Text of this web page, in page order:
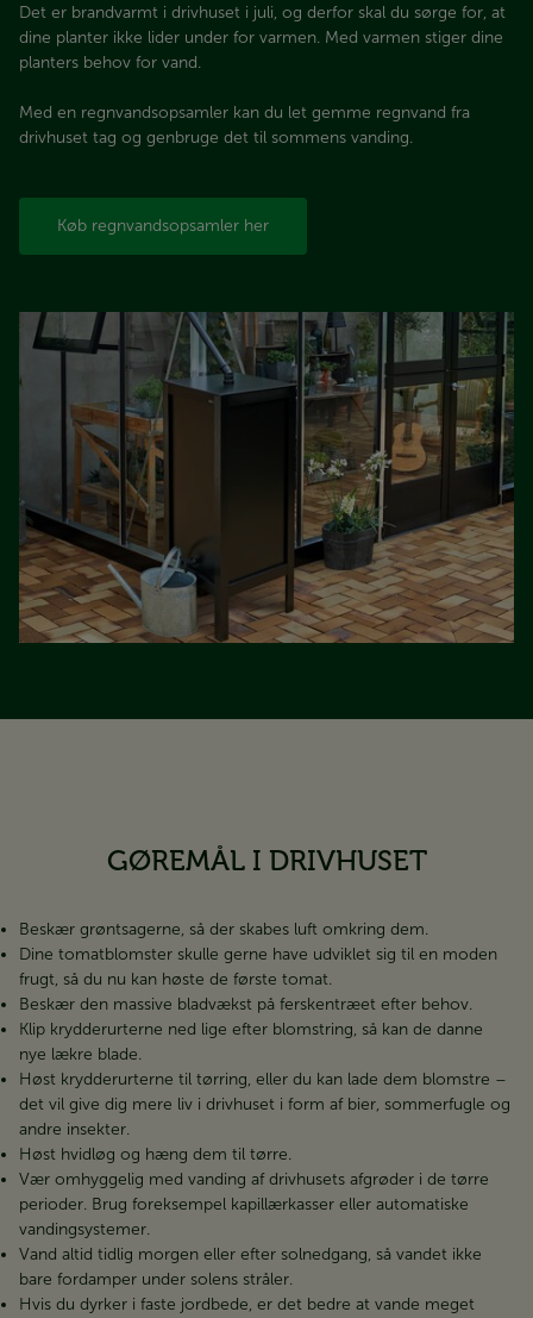
Det er brandvarmt i drivhuset i juli, og derfor skal du sørge for, at
dine planter ikke lider under for varmen. Med varmen stiger dine
planters behov for vand.
Med en regnvandsopsamler kan du let gemme regnvand fra
drivhuset tag og genbruge det til sommens vanding.
Køb regnvandsopsamler her
GØREMÅL I DRIVHUSET
Beskær grøntsagerne, så der skabes luft omkring dem.
Dine tomatblomster skulle gerne have udviklet sig til en moden
frugt, så du nu kan høste de første tomat.
Beskær den massive bladvækst på ferskentræet efter behov.
Klip krydderurterne ned lige efter blomstring, så kan de danne
nye lækre blade.
Høst krydderurterne til tørring, eller du kan lade dem blomstre –
det vil give dig mere liv i drivhuset i form af bier, sommerfugle og
andre insekter.
Høst hvidløg og hæng dem til tørre.
Vær omhyggelig med vanding af drivhusets afgrøder i de tørre
perioder. Brug foreksempel kapillærkasser eller automatiske
vandingsystemer.
Vand altid tidlig morgen eller efter solnedgang, så vandet ikke
bare fordamper under solens stråler.
Hvis du dyrker i faste jordbede, er det bedre at vande meget